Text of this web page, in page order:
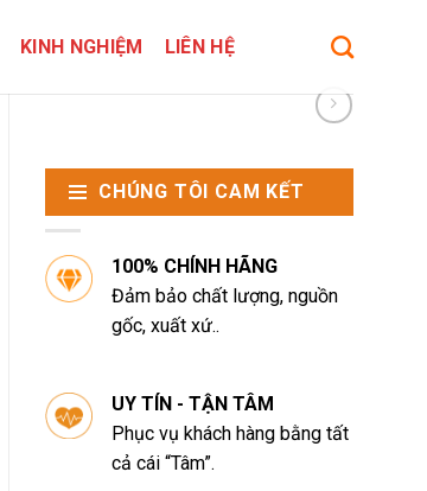
KINH NGHIỆM LIÊN HỆ
CHÚNG TÔI CAM KẾT
100% CHÍNH HÃNG
Đảm bảo chất lượng, nguồn
gốc, xuất xứ..
UY TÍN - TẬN TÂM
Phục vụ khách hàng bằng tất
cả cái “Tâm”.